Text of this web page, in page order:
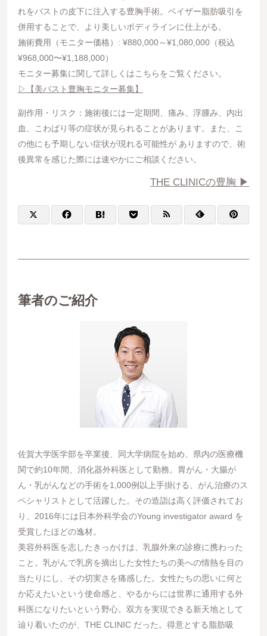
れをバストの皮下に注入する豊胸手術。ベイザー脂肪吸引を
併用することで、より美しいボディラインに仕上がる。
施術費用（モニター価格）: ¥880,000～¥1,080,000（税込
¥968,000〜¥1,188,000）
モニター募集に関して詳しくはこちらをご覧ください。
▷【美バスト豊胸モニター募集】
副作用・リスク：施術後には一定期間、痛み、浮腫み、内出
血、こわばり等の症状が見られることがあります。また、こ
の他にも予期しない症状が現れる可能性が ありますので、術
後異常を感じた際には速やかにご相談ください。
THE CLINICの豊胸 ▶︎
筆者のご紹介
佐賀大学医学部を卒業後、同大学病院を始め、県内の医療機
関で約10年間、消化器外科医として勤務。胃がん・大腸が
ん・乳がんなどの手術を1,000例以上手掛ける、がん治療のス
ペシャリストとして活躍した。その造詣は高く評価されてお
り、2016年には日本外科学会のYoung investigator award を
受賞したほどの逸材。
美容外科医を志したきっかけは、乳腺外来の診療に携わった
こと。乳がんで乳房を摘出した女性たちの美への情熱を目の
当たりにし、その切実さを痛感した。女性たちの思いに何と
か応えたいという使命感と、やるからには世界に通用する外
科医になりたいという野心。双方を実現できる新天地として
辿り着いたのが、THE CLINIC だった。得意とする脂肪吸